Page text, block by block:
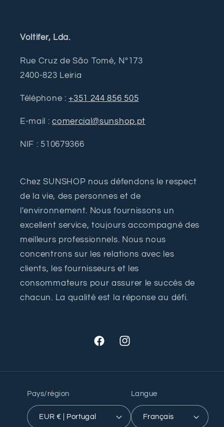
Voltifer, Lda.
Rue Cruz de São Tomé, Nº173
2400-823 Leiria
Téléphone :+351 244 856 505
E-mail :comercial@sunshop.pt
NIF : 510679366
Chez SUNSHOP nous défendons le respect
de la vie, des personnes et de
l'environnement. Nous fournissons un
excellent service, toujours accompagné des
meilleurs professionnels. Nous nous
concentrons sur les relations avec les
clients, les fournisseurs et les
consommateurs pour assurer le succès de
chacun. La qualité est la réponse au défi.
FacebookInstagram
Pays/région
EUR € | Portugal
Langue
Français